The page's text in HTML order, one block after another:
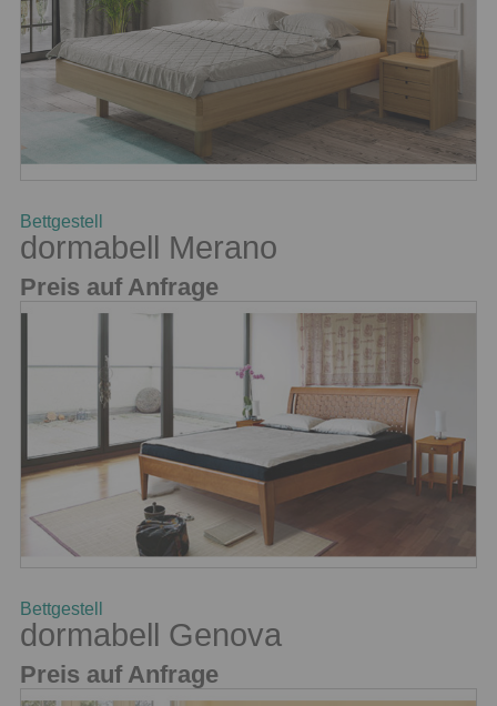
Bettgestell
dormabell Merano
Preis auf Anfrage
Bettgestell
dormabell Genova
Preis auf Anfrage